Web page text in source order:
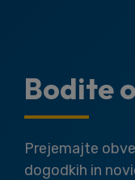
Bodite
Prejemajte
dogodkih in